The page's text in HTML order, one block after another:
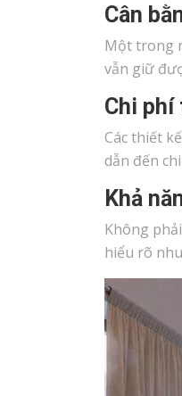
Cân
Một trong
vẫn giữ
Chi phí
Các thiết
dẫn đến
Khả
Không
hiểu rõ